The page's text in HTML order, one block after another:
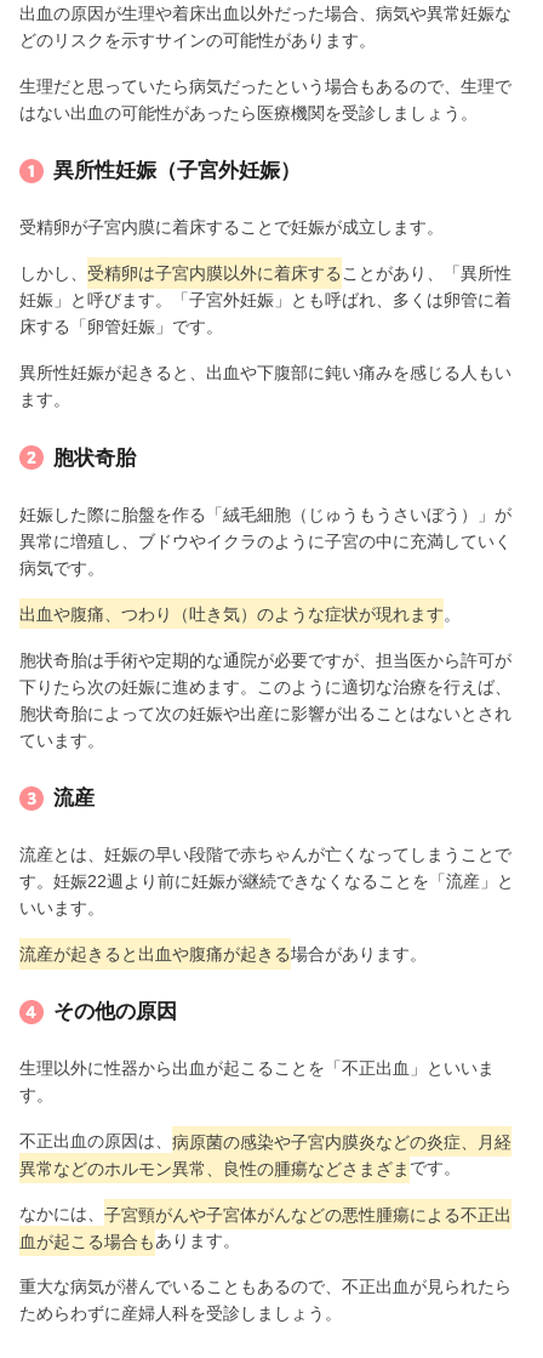
出血の原因が生理や着床出血以外だった場合、病気や異常妊娠な
どのリスクを示すサインの可能性があります。
生理だと思っていたら病気だったという場合もあるので、生理で
はない出血の可能性があったら医療機関を受診しましょう。
異所性妊娠（子宮外妊娠）
受精卵が子宮内膜に着床することで妊娠が成立します。
しかし、 受精卵は子宮内膜以外に着床する ことがあり、「異所性
妊娠」と呼びます。「子宮外妊娠」とも呼ばれ、多くは卵管に着
床する「卵管妊娠」です。
異所性妊娠が起きると、出血や下腹部に鈍い痛みを感じる人もい
ます。
胞状奇胎
妊娠した際に胎盤を作る「絨毛細胞（じゅうもうさいぼう）」が
異常に増殖し、ブドウやイクラのように子宮の中に充満していく
病気です。
出血や腹痛、つわり（吐き気）のような症状が現れます。
胞状奇胎は手術や定期的な通院が必要ですが、担当医から許可が
下りたら次の妊娠に進めます。このように適切な治療を行えば、
胞状奇胎によって次の妊娠や出産に影響が出ることはないとされ
ています。
流産
流産とは、妊娠の早い段階で赤ちゃんが亡くなってしまうことで
す。妊娠22週より前に妊娠が継続できなくなることを「流産」と
いいます。
流産が起きると出血や腹痛が起きる場合があります。
その他の原因
生理以外に性器から出血が起こることを「不正出血」といいま
す。
不正出血の原因は、 病原菌の感染や子宮内膜炎などの炎症、月経
異常などのホルモン異常、良性の腫瘍などさまざま です。
なかには、 子宮頸がんや子宮体がんなどの悪性腫瘍による不正出
血が起こる場合もあります。
重大な病気が潜んでいることもあるので、不正出血が見られたら
ためらわずに産婦人科を受診しましょう。